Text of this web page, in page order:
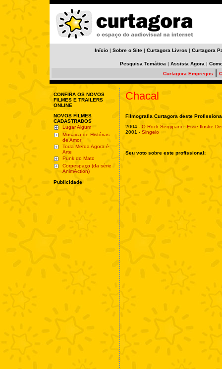
Início | Sobre o Site | Curtagora Livros | Curtagora
Pesquisa Temática | Assista Agora |
Curtagora Empregos
CONFIRA OS NOVOS
FILMES E TRAILERS
ONLINE
NOVOS FILMES
CADASTRADOS
Lugar Algum
Mosaica de Histórias
de Amor
Toda Merda Agora é
Arte
Punk do Mato
Corpespaço (da série
AnimAction)
Publicidade
Chacal
Filmografia Curtagora deste
2004 - O Rock Sergipano: Esse Ilustre
2001 - Singelo
Seu voto sobre este profissional: